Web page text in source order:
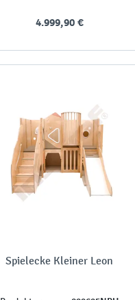
4.999,90 €
Spielecke Kleiner Leon